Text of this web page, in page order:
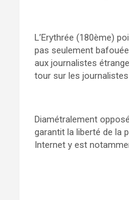
L’Erythrée (180ème)
pas seulement
aux journalistes
tour sur les
Diamétralement
garantit la liberté de la
Internet y est